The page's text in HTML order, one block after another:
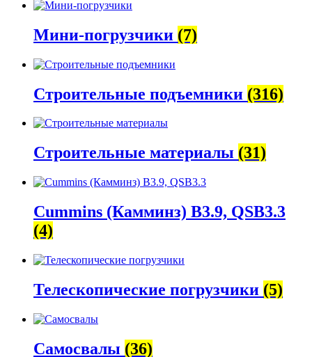
Мини-погрузчики (7)
Строительные подъемники (316)
Строительные материалы (31)
Cummins (Камминз) B3.9, QSB3.3
(4)
Телескопические погрузчики (5)
Самосвалы (36)